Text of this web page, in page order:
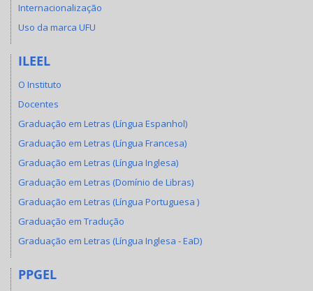
Internacionalização
Uso da marca UFU
ILEEL
O Instituto
Docentes
Graduação em Letras (Língua Espanhol)
Graduação em Letras (Língua Francesa)
Graduação em Letras (Língua Inglesa)
Graduação em Letras (Domínio de Libras)
Graduação em Letras (Língua Portuguesa )
Graduação em Tradução
Graduação em Letras (Língua Inglesa - EaD)
PPGEL